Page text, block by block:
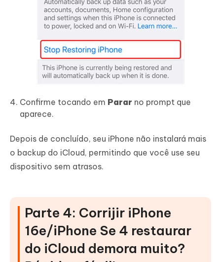
Confirme tocando em Parar no prompt que
aparece.
Depois de concluído, seu iPhone não instalará mais
o backup do iCloud, permitindo que você use seu
dispositivo sem atrasos.
Parte 4: Corrijir iPhone
16e/iPhone Se 4 restaurar
do iCloud demora muito?